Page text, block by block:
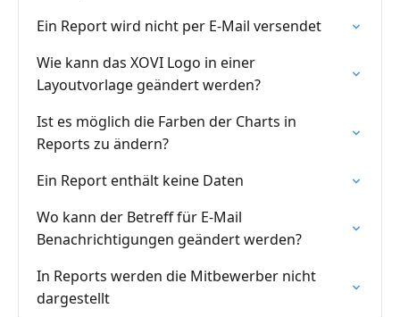
Ein Report wird nicht per E-Mail versendet
Wie kann das XOVI Logo in einer
Layoutvorlage geändert werden?
Ist es möglich die Farben der Charts in
Reports zu ändern?
Ein Report enthält keine Daten
Wo kann der Betreff für E-Mail
Benachrichtigungen geändert werden?
In Reports werden die Mitbewerber nicht
dargestellt